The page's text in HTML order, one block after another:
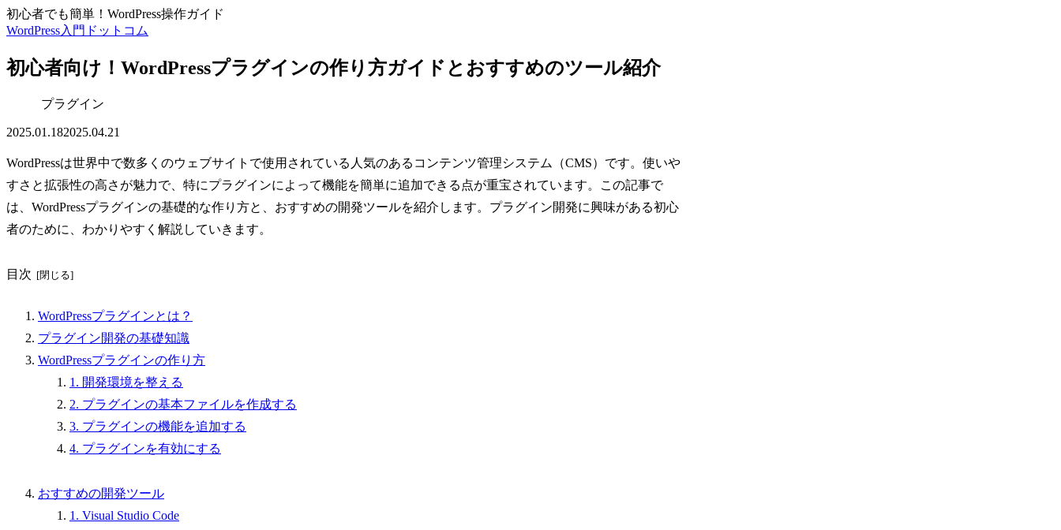
初心者でも簡単！WordPress操作ガイド
WordPress入門ドットコム
初心者向け！WordPressプラグインの作り方ガイドとおすすめのツール紹介
プラグイン
2025.01.182025.04.21
WordPressは世界中で数多くのウェブサイトで使用されている人気のあるコンテンツ管理システム（CMS）です。使いや
すさと拡張性の高さが魅力で、特にプラグインによって機能を簡単に追加できる点が重宝されています。この記事で
は、WordPressプラグインの基礎的な作り方と、おすすめの開発ツールを紹介します。プラグイン開発に興味がある初心
者のために、わかりやすく解説していきます。
目次
WordPressプラグインとは？
プラグイン開発の基礎知識
WordPressプラグインの作り方
1. 開発環境を整える
2. プラグインの基本ファイルを作成する
3. プラグインの機能を追加する
4. プラグインを有効にする
おすすめの開発ツール
1. Visual Studio Code